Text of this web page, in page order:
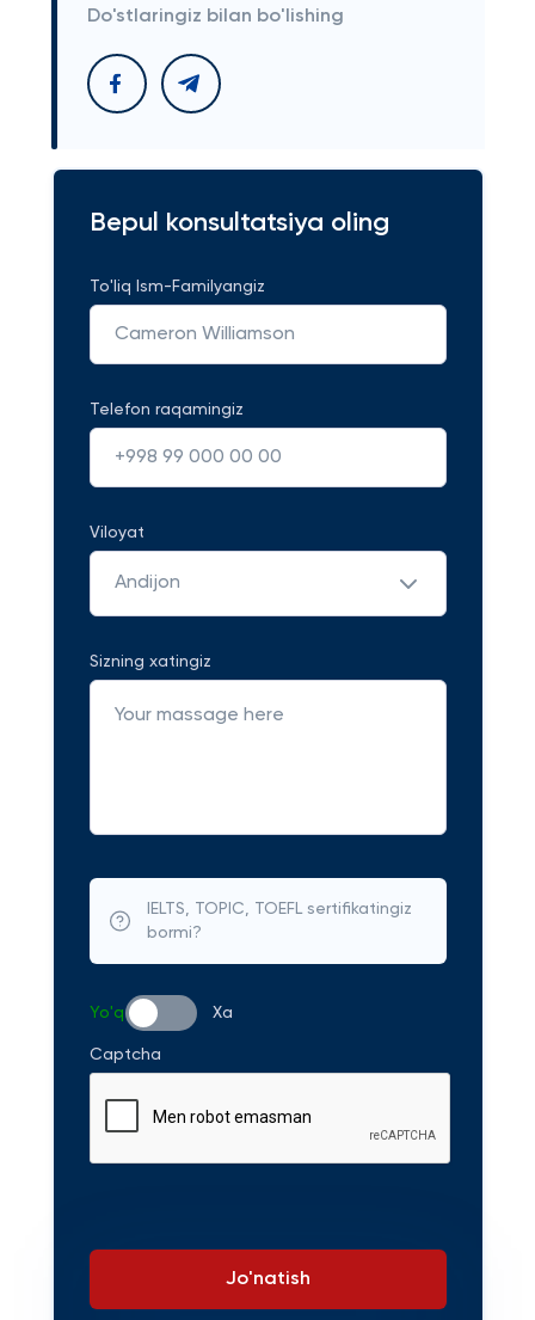
Do'stlaringiz bilan bo'lishing
Bepul konsultatsiya oling
To'liq Ism-Familyangiz
Telefon raqamingiz
Viloyat
Andijon
Sizning xatingiz
IELTS, TOPIC, TOEFL sertifikatingiz
bormi?
Yo'q Xa
Captcha
Jo'natish